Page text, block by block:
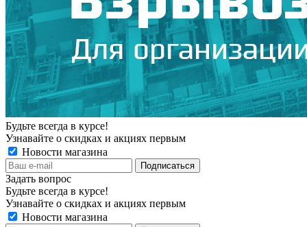
Будьте всегда в курсе!
Узнавайте о скидках и акциях первым
Новости магазина
Задать вопрос
Будьте всегда в курсе!
Узнавайте о скидках и акциях первым
Новости магазина